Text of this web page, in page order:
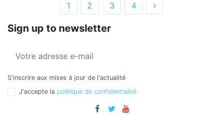
1 2 3 4
Sign up to newsletter
S'inscrire aux mises à jour de l'actualité
J'accepte la politique de confidentialité